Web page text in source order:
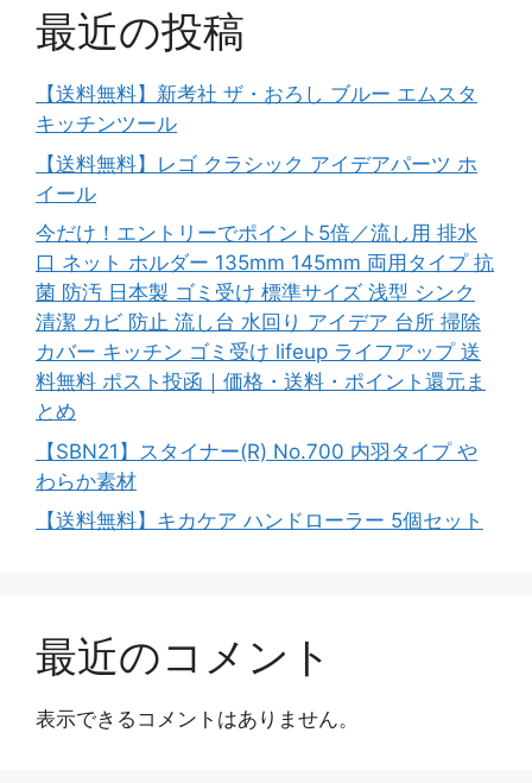
最近の投稿
【送料無料】新考社 ザ・おろし ブルー エムスタ
キッチンツール
【送料無料】レゴ クラシック アイデアパーツ ホ
イール
今だけ！エントリーでポイント5倍／流し用 排水
口 ネット ホルダー 135mm 145mm 両用タイプ 抗
菌 防汚 日本製 ゴミ受け 標準サイズ 浅型 シンク
清潔 カビ 防止 流し台 水回り アイデア 台所 掃除
カバー キッチン ゴミ受け lifeup ライフアップ 送
料無料 ポスト投函｜価格・送料・ポイント還元ま
とめ
【SBN21】スタイナー(R) No.700 内羽タイプ や
わらか素材
【送料無料】キカケア ハンドローラー 5個セット
最近のコメント
表示できるコメントはありません。